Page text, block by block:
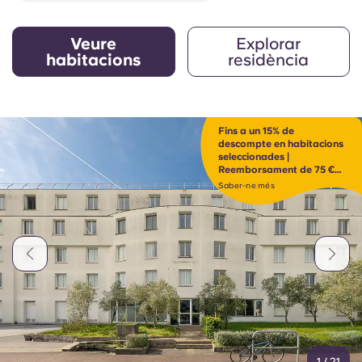
Veure
habitacions
Explorar
residència
Fins a un 15% de
descompte en habitacions
seleccionades |
Reemborsament de 75 €
per recomanació
disponible. Fes clic per
descobrir-ho.
Saber-ne més